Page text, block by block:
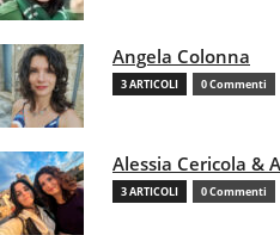
Angela Colonna
3 ARTICOLI 0 Commenti
Alessia Cericola &
3 ARTICOLI 0 Commenti